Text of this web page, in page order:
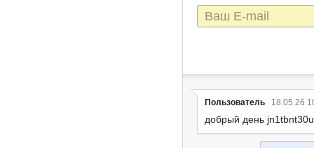
E-
mail
Пользователь 18.05.26
добрый день